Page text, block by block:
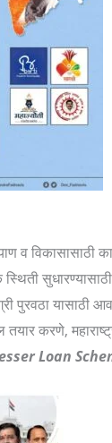
व
पुरवठा
करणे,
Loan